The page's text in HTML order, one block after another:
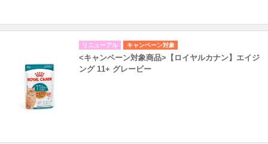
リニューアル キャンペーン対象
<キャンペーン対象商品>【ロイヤルカナン】エイジ
ング 11+ グレービー